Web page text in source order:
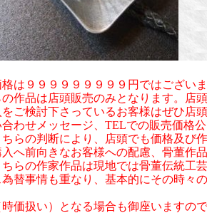
は９９９９９９９９９円ではございま
の作品は店頭販売のみとなります。店
をご検討下さっているお客様はぜひ店
わせメッセージ、TELでの販売価格
ちらの判断により、店頭でも価格及び
入へ前向きなお客様への配慮、骨董作
ちらの作家作品は現地では骨董伝統工
為替事情も重なり、基本的にその時々
価扱い）となる場合も御座いますの